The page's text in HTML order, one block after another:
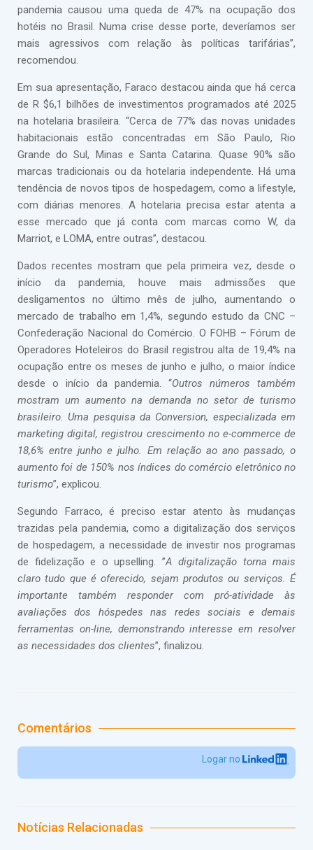
pandemia causou uma queda de 47% na ocupação dos
hotéis no Brasil. Numa crise desse porte, deveríamos ser
mais agressivos com relação às políticas tarifárias”,
recomendou.
Em sua apresentação, Faraco destacou ainda que há cerca
de R $6,1 bilhões de investimentos programados até 2025
na hotelaria brasileira. “Cerca de 77% das novas unidades
habitacionais estão concentradas em São Paulo, Rio
Grande do Sul, Minas e Santa Catarina. Quase 90% são
marcas tradicionais ou da hotelaria independente. Há uma
tendência de novos tipos de hospedagem, como a lifestyle,
com diárias menores. A hotelaria precisa estar atenta a
esse mercado que já conta com marcas como W, da
Marriot, e LOMA, entre outras”, destacou.
Dados recentes mostram que pela primeira vez, desde o
início da pandemia, houve mais admissões que
desligamentos no último mês de julho, aumentando o
mercado de trabalho em 1,4%, segundo estudo da CNC –
Confederação Nacional do Comércio. O FOHB – Fórum de
Operadores Hoteleiros do Brasil registrou alta de 19,4% na
ocupação entre os meses de junho e julho, o maior índice
desde o início da pandemia. “Outros números também
mostram um aumento na demanda no setor de turismo
brasileiro. Uma pesquisa da Conversion, especializada em
marketing digital, registrou crescimento no e-commerce de
18,6% entre junho e julho. Em relação ao ano passado, o
aumento foi de 150% nos índices do comércio eletrônico no
turismo”, explicou.
Segundo Farraco, é preciso estar atento às mudanças
trazidas pela pandemia, como a digitalização dos serviços
de hospedagem, a necessidade de investir nos programas
de fidelização e o upselling. ”A digitalização torna mais
claro tudo que é oferecido, sejam produtos ou serviços. É
importante também responder com pró-atividade às
avaliações dos hóspedes nas redes sociais e demais
ferramentas on-line, demonstrando interesse em resolver
as necessidades dos clientes”, finalizou.
Comentários
Logar no
Notícias Relacionadas